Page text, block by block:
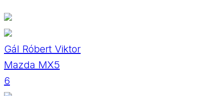
Gál Róbert Viktor
Mazda MX5
6